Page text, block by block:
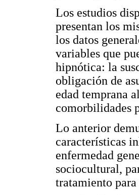
Los estudios
presentan los
los datos
variables que
hipnótica: la
obligación de
edad temprana
comorbilidades
Lo anterior
características
enfermedad
sociocultural,
tratamiento para